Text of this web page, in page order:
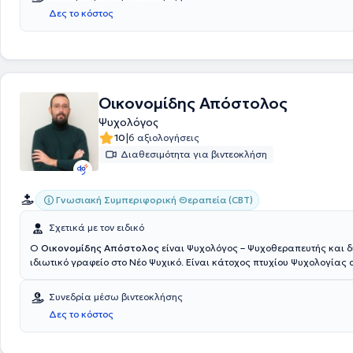
Δες το κόστος
Οικονομίδης Απόστολος
Ψυχολόγος
10|6 αξιολογήσεις
Διαθεσιμότητα για βιντεοκλήση
Γνωσιακή Συμπεριφορική Θεραπεία (CBT)
Σχετικά με τον ειδικό
Ο Οικονομίδης Απόστολος είναι Ψυχολόγος – Ψυχοθεραπευτής και
ιδιωτικό γραφείο στο Νέο Ψυχικό. Είναι κάτοχος πτυχίου Ψυχολογίας
έλαβε διετή ειδίκευση στη Θεραπεία Συμπεριφοράς Διαταραχών
Ιδεοψυχαναγκαστικής και Μετατραυματικής Διαταραχής στο Ερευνητικό
Πανεπιστημιακό Ινστιτούτο Ψυχικής Υγιεινής σε συνεργασία με την Α’
Κλινική του Πανεπιστημίου Αθηνών. Επίσης, έχει παρακολουθήσει
Συνεδρία μέσω βιντεοκλήσης
Δες το κόστος